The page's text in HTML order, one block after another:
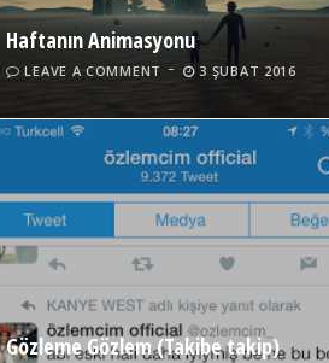
Haftanın Animasyonu
LEAVE A COMMENT 3 ŞUBAT 2016
Bir Radyo Doğuyor! | Ayça Şen
3 COMMENTS 21 ARALIK 2014
Gözleme Gözlem (Takibe takip)